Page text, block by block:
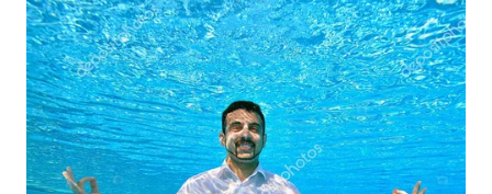
WN
BEKASI
WN
BOGOR
WN